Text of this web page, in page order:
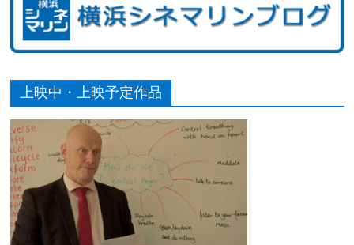
上映中・上映予定作品